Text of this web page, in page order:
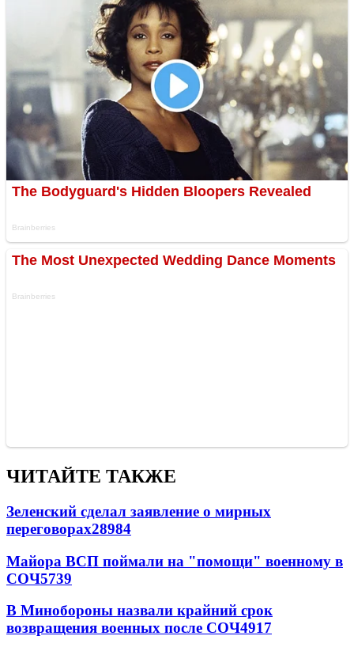
ЧИТАЙТЕ ТАКЖЕ
Зеленский сделал заявление о мирных
переговорах28984
Майора ВСП поймали на "помощи" военному в
СОЧ5739
В Минобороны назвали крайний срок
возвращения военных после СОЧ4917